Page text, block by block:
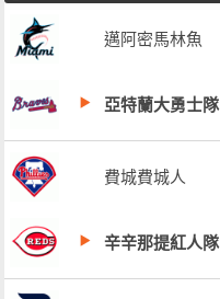
邁阿密馬林魚
亞特蘭大勇士隊
費城費城人
辛辛那提紅人隊